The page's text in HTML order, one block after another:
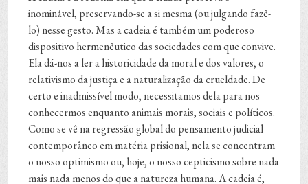
inominável, preservando-se a si mesma (ou julgando fazê-
lo) nesse gesto. Mas a cadeia é também um poderoso
dispositivo hermenêutico das sociedades com que convive.
Ela dá-nos a ler a historicidade da moral e dos valores, o
relativismo da justiça e a naturalização da crueldade. De
certo e inadmissível modo, necessitamos dela para nos
conhecermos enquanto animais morais, sociais e políticos.
Como se vê na regressão global do pensamento judicial
contemporâneo em matéria prisional, nela se concentram
o nosso optimismo ou, hoje, o nosso cepticismo sobre nada
mais nada menos do que a natureza humana. A cadeia é,